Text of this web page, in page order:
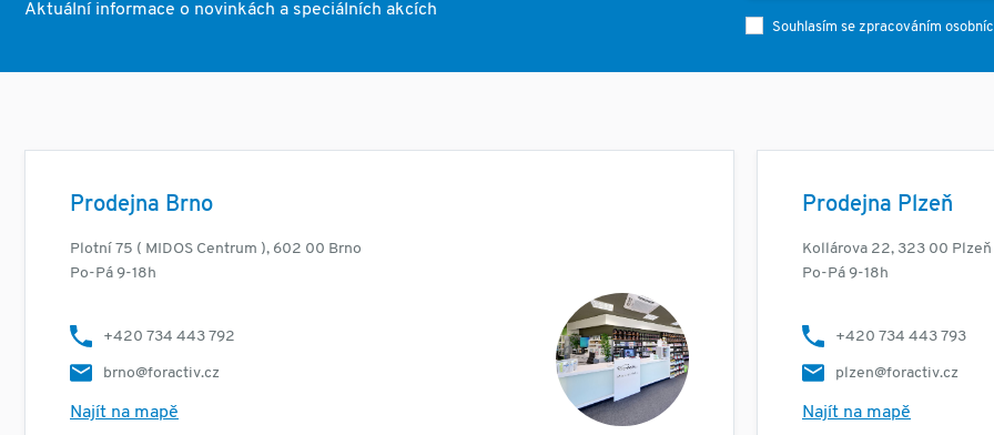
Aktuální informace o novinkách a speciálních akcích
Souhlasím se zpracováním
Prodejna Brno
Plotní 75 ( MIDOS Centrum ), 602 00 Brno
Po-Pá 9-18h
+420 734 443 792
brno@foractiv.cz
Najít na mapě
Prodejna Plzeň
Kollárova 22, 323 00 Plzeň
Po-Pá 9-18h
+420 734 443 793
plzen@foractiv.cz
Najít na mapě